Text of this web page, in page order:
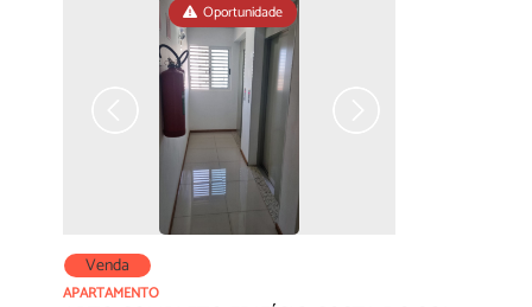
Oportunidade
Venda
APARTAMENTO